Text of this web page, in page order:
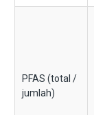
PFAS (total /
jumlah)